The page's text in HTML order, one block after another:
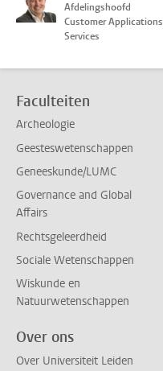
Afdelingshoofd
Customer Applications
Services
Faculteiten
Archeologie
Geesteswetenschappen
Geneeskunde/LUMC
Governance and Global
Affairs
Rechtsgeleerdheid
Sociale Wetenschappen
Wiskunde en
Natuurwetenschappen
Over ons
Over Universiteit Leiden